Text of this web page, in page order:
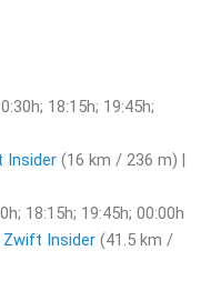
18:15h; 19:45h;
Insider(16 km / 236 m) |
18:15h; 19:45h; 00:00h
Zwift Insider(41.5 km /